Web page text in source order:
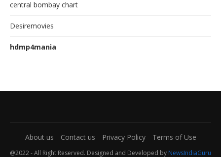
central bombay chart
Desiremovies
hdmp4mania
About us Contact us Privacy Policy Terms of Use
@2022 - All Right Reserved. Designed and Developed by NewsIndiaGuru